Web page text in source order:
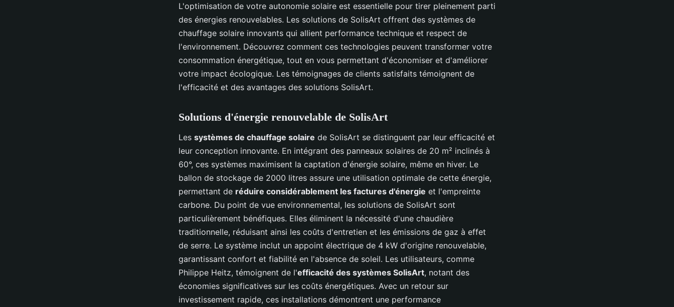
L'optimisation de votre autonomie solaire est essentielle pour tirer pleinement parti
des énergies renouvelables. Les solutions de SolisArt offrent des systèmes de
chauffage solaire innovants qui allient performance technique et respect de
l'environnement. Découvrez comment ces technologies peuvent transformer votre
consommation énergétique, tout en vous permettant d'économiser et d'améliorer
votre impact écologique. Les témoignages de clients satisfaits témoignent de
l'efficacité et des avantages des solutions SolisArt.
Solutions d'énergie renouvelable de SolisArt
Les systèmes de chauffage solaire de SolisArt se distinguent par leur efficacité et
leur conception innovante. En intégrant des panneaux solaires de 20 m² inclinés à
60°, ces systèmes maximisent la captation d'énergie solaire, même en hiver. Le
ballon de stockage de 2000 litres assure une utilisation optimale de cette énergie,
permettant de réduire considérablement les factures d'énergie et l'empreinte
carbone. Du point de vue environnemental, les solutions de SolisArt sont
particulièrement bénéfiques. Elles éliminent la nécessité d'une chaudière
traditionnelle, réduisant ainsi les coûts d'entretien et les émissions de gaz à effet
de serre. Le système inclut un appoint électrique de 4 kW d'origine renouvelable,
garantissant confort et fiabilité en l'absence de soleil. Les utilisateurs, comme
Philippe Heitz, témoignent de l'efficacité des systèmes SolisArt, notant des
économies significatives sur les coûts énergétiques. Avec un retour sur
investissement rapide, ces installations démontrent une performance